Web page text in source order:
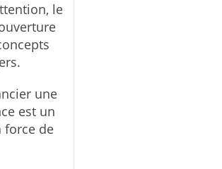
le
une
est un
force de